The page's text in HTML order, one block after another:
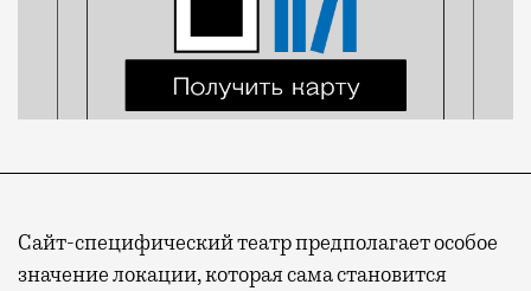
Сайт-специфический театр предполагает особое
значение локации, которая сама становится